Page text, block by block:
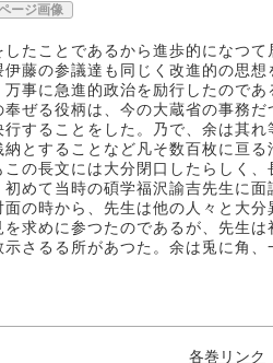
ージ画像
したことであるから進歩的になつ
伊藤の参議達も同じく改進的の思
万事に急進的政治を励行したのであ
ぜる役柄は、今の大蔵省の事務
行することをした。乃で、余は其
納とすることなど凡そ数百枚に亘
この長文には大分閉口したらしく
初めて当時の碩学福沢諭吉先生に
の時から、先生は他の人々と大
を求めに参つたのであるが、先生
示さるる所があつた。余は兎に角
各巻リンク